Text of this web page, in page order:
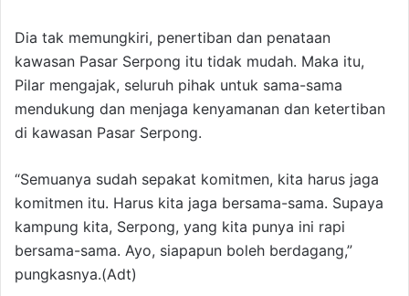
Dia tak memungkiri, penertiban dan penataan
kawasan Pasar Serpong itu tidak mudah. Maka itu,
Pilar mengajak, seluruh pihak untuk sama-sama
mendukung dan menjaga kenyamanan dan ketertiban
di kawasan Pasar Serpong.
“Semuanya sudah sepakat komitmen, kita harus jaga
komitmen itu. Harus kita jaga bersama-sama. Supaya
kampung kita, Serpong, yang kita punya ini rapi
bersama-sama. Ayo, siapapun boleh berdagang,”
pungkasnya.(Adt)